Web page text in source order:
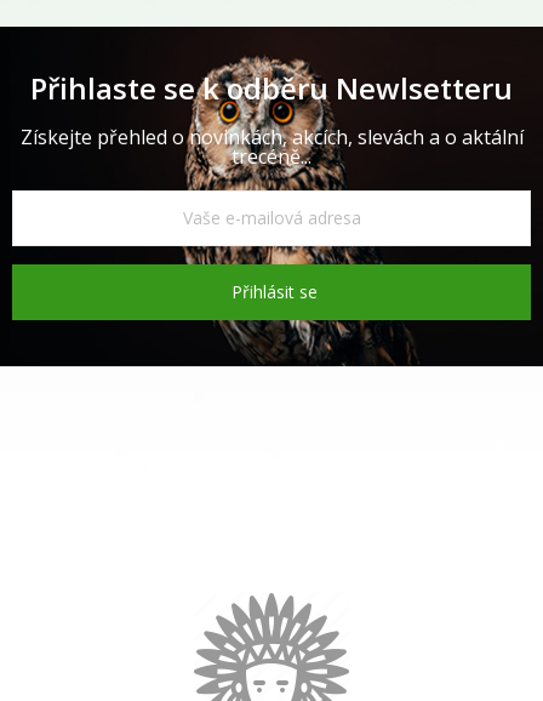
Přihlaste se k odběru Newlsetteru
Získejte přehled o novinkách, akcích, slevách a o aktální
trecéně...
Přihlásit se